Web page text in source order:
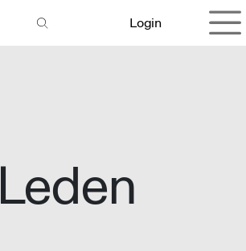
Login
Leden